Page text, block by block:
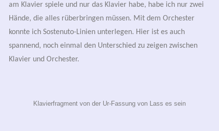
am Klavier spiele und nur das Klavier habe, habe ich nur zwei
Hände, die alles rüberbringen müssen. Mit dem Orchester
konnte ich Sostenuto-Linien unterlegen. Hier ist es auch
spannend, noch einmal den Unterschied zu zeigen zwischen
Klavier und Orchester.
Klavierfragment von der Ur-Fassung von Lass es sein